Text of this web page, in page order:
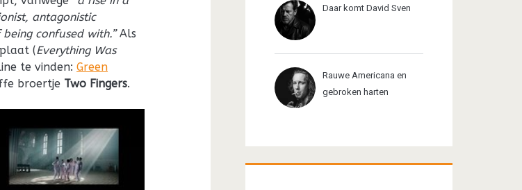
antagonistic
confused with.”Als
(Everything Was
te vinden:Green
broertje Two Fingers.
Daar komt David Sven
Rauwe Americana en
gebroken harten